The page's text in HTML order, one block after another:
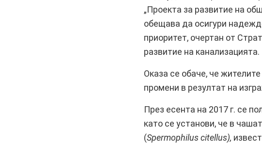
„Проекта за развитие на
обещава да осигури
приоритет, очертан от
развитие на канализацията.
Оказа се обаче, че
промени в резултат на
През есента на 2017 г. се
като се установи, че в
(Spermophilus citellus),